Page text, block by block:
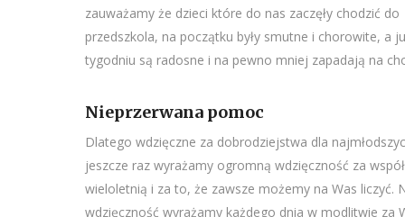
zauważamy że dzieci które do nas zaczęły chodzić do
przedszkola, na początku były smutne i chorowite, a
tygodniu są radosne i na pewno mniej zapadają na
Nieprzerwana pomoc
Dlatego wdzięczne za dobrodziejstwa dla
jeszcze raz wyrażamy ogromną wdzięczność za
wieloletnią i za to, że zawsze możemy na Was liczyć.
wdzięczność wyrażamy każdego dnia w modlitwie za